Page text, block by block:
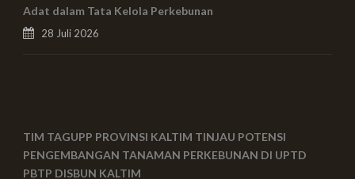
Adat dalam Tata Kelola Perkebunan
28 Juli 2026
TIM TAGUPP PROVINSI KALTIM TINJAU POTENSI
PENGEMBANGAN TANAMAN PERKEBUNAN DI UPTD
PBTP DISBUN KALTIM